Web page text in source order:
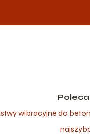
wibracyjne do